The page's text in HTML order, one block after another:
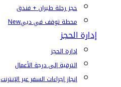
حجز رحلة طيران + فندق
محطة توقف في دبيNew
إدارة الحجز
إدارة الحجز
الترقية إلى درجة الأعمال
إنجاز إجراءات السفر عبر الإنترنت